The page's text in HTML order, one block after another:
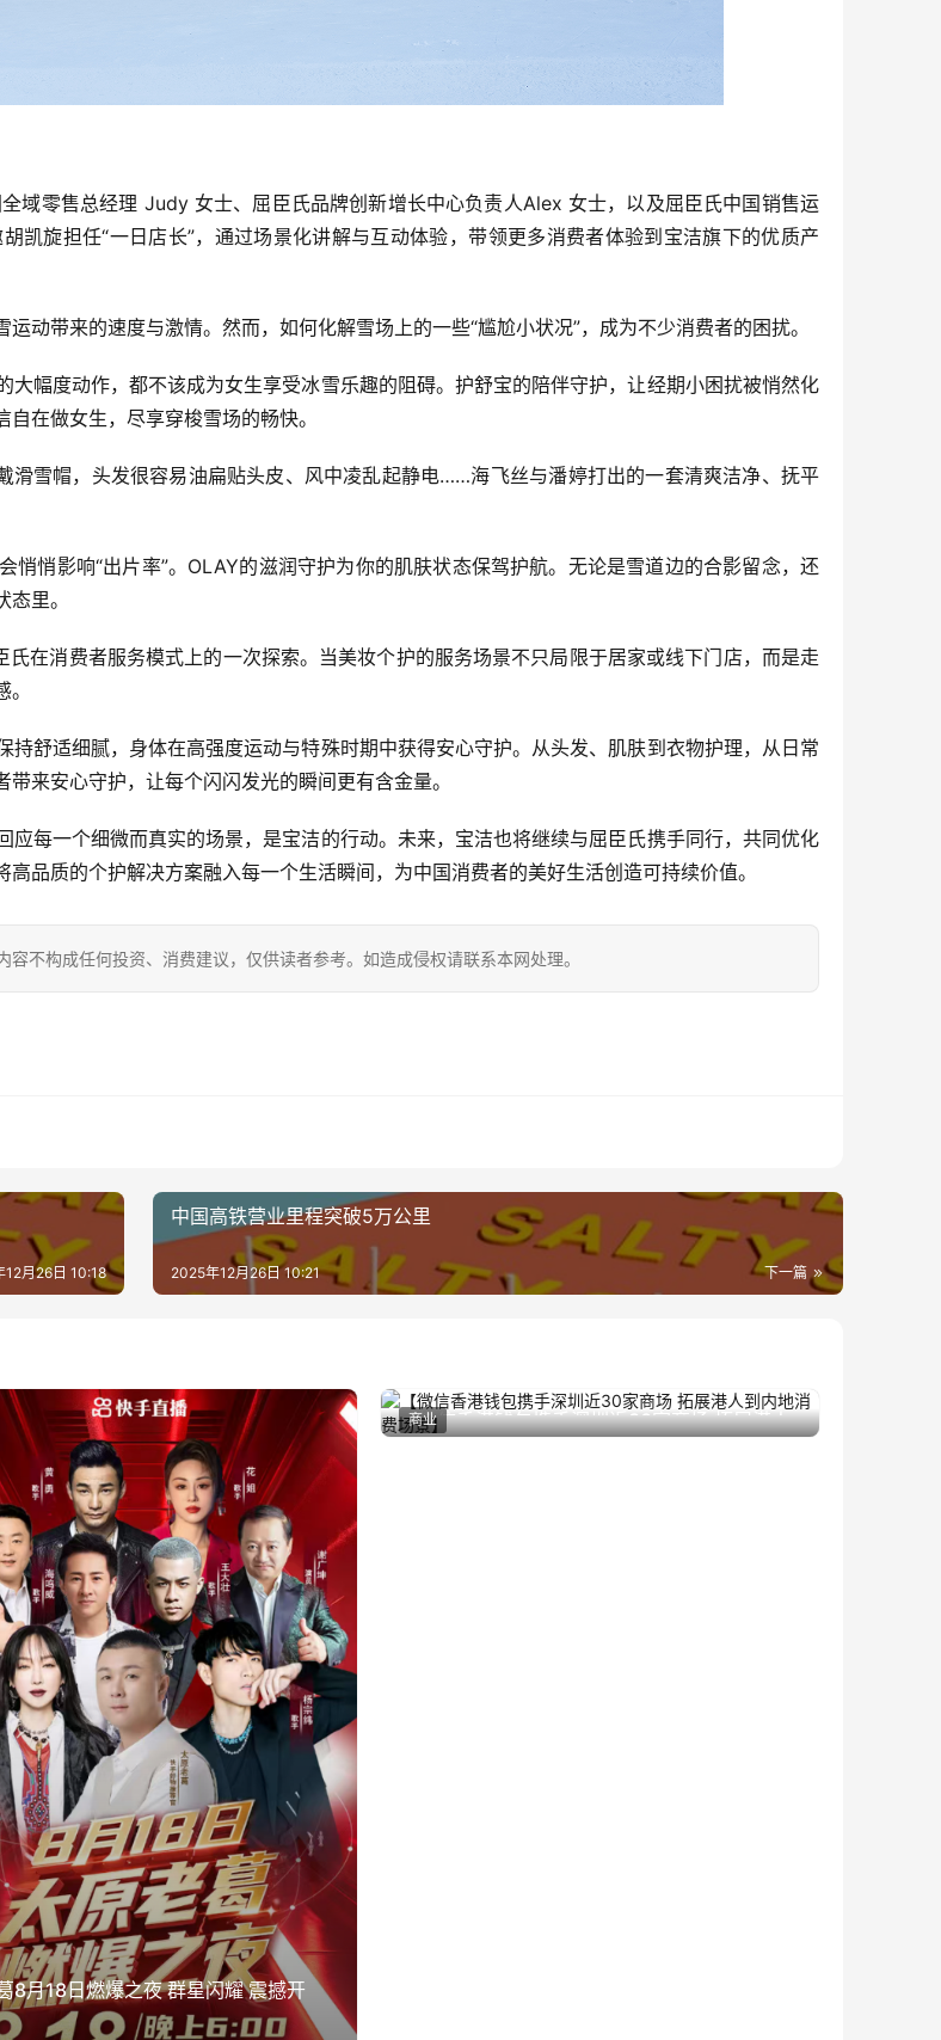
域零售总经理 Judy 女士、屈臣氏品牌创新增长中心负责人Alex 女士，以及屈臣氏中国销售运
凯旋担任“一日店长”，通过场景化讲解与互动体验，带领更多消费者体验到宝洁旗下的优质产
动带来的速度与激情。然而，如何化解雪场上的一些“尴尬小状况”，成为不少消费者的困扰。
幅度动作，都不该成为女生享受冰雪乐趣的阻碍。护舒宝的陪伴守护，让经期小困扰被悄然化
在做女生，尽享穿梭雪场的畅快。
滑雪帽，头发很容易油扁贴头皮、风中凌乱起静电……海飞丝与潘婷打出的一套清爽洁净、抚平
悄影响“出片率”。OLAY的滋润守护为你的肌肤状态保驾护航。无论是雪道边的合影留念，还
里。
在消费者服务模式上的一次探索。当美妆个护的服务场景不只局限于居家或线下门店，而是走
舒适细腻，身体在高强度运动与特殊时期中获得安心守护。从头发、肌肤到衣物护理，从日常
来安心守护，让每个闪闪发光的瞬间更有含金量。
每一个细微而真实的场景，是宝洁的行动。未来，宝洁也将继续与屈臣氏携手同行，共同优化
品质的个护解决方案融入每一个生活瞬间，为中国消费者的美好生活创造可持续价值。
不构成任何投资、消费建议，仅供读者参考。如造成侵权请联系本网处理。
12月26日 10:18
中国高铁营业里程突破5万公里
下一篇
2025年12月26日 10:21
8月18日燃爆之夜 群星闪耀 震撼开
【微信香港钱包携手深圳近30家商场 拓展港人
2023年9月14日
商业